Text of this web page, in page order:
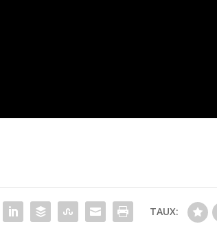
TAUX: